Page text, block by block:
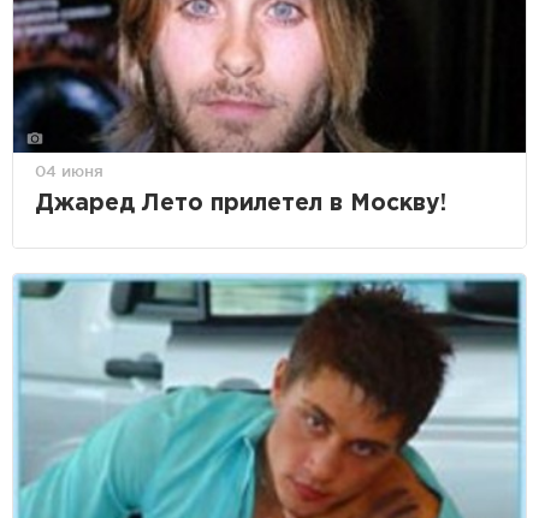
04 июня
Джаред Лето прилетел в Москву!